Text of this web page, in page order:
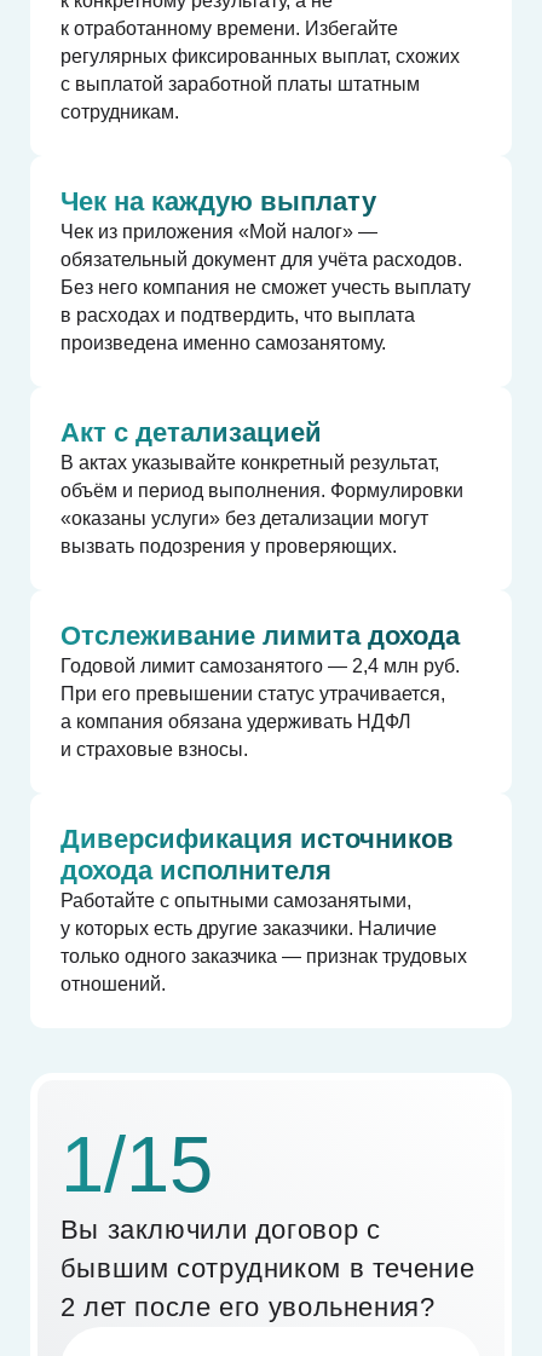
к отработанному времени. Избегайте
регулярных фиксированных выплат, схожих
с выплатой заработной платы штатным
сотрудникам.
Чек на каждую выплату
Чек из приложения «Мой налог» —
обязательный документ для учёта расходов.
Без него компания не сможет учесть выплату
в расходах и подтвердить, что выплата
произведена именно самозанятому.
Акт с детализацией
В актах указывайте конкретный результат,
объём и период выполнения. Формулировки
«оказаны услуги» без детализации могут
вызвать подозрения у проверяющих.
Отслеживание лимита дохода
Годовой лимит самозанятого — 2,4 млн руб.
При его превышении статус утрачивается,
а компания обязана удерживать НДФЛ
и страховые взносы.
Диверсификация источников
дохода исполнителя
Работайте с опытными самозанятыми,
у которых есть другие заказчики. Наличие
только одного заказчика — признак трудовых
отношений.
1/15
Вы заключили договор с
бывшим сотрудником в течение
2 лет после его увольнения?
Да Нет
более детальную
консультацию?
Наши эксперты будут рады оказать
комплексную поддержку по любым
налоговым вопросам, в том числе,
Для юридического лица